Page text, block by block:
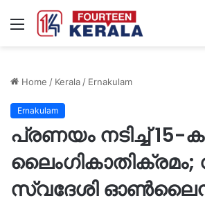
Menu
Home / Kerala/ Ernakulam
Ernakulam
പ്രണയം നടിച്ച് 15-
സ്വദേശി